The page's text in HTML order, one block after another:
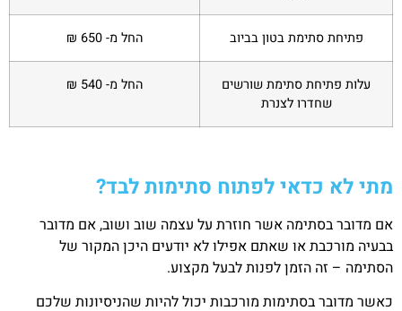
פתיחת סתימת בטון בביוב החל מ- 650 ₪
עלות פתיחת סתימת שורשים
שחדרו לצנרת
החל מ- 540 ₪
מתי לא כדאי לפתוח סתימות לבד?
אם מדובר בסתימה אשר חוזרת על עצמה שוב ושוב, אם מדובר
בבעיה מורכבת או שאתם אפילו לא יודעים היכן המקור של
הסתימה – זה הזמן לפנות לבעל מקצוע.
כאשר מדובר בסתימות מורכבות יכול להיות שהניסיונות שלכם